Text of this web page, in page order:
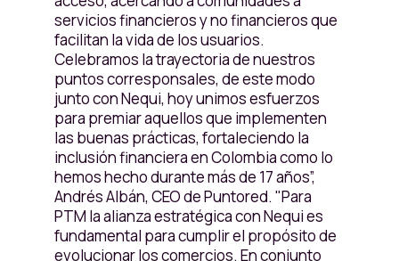
servicios financieros y no financieros que
facilitan la vida de los usuarios.
Celebramos la trayectoria de nuestros
puntos corresponsales, de este modo
junto con Nequi, hoy unimos esfuerzos
para premiar aquellos que implementen
las buenas prácticas, fortaleciendo la
inclusión financiera en Colombia como lo
hemos hecho durante más de 17 años”,
Andrés Albán, CEO de Puntored. "Para
PTM la alianza estratégica con Nequi es
fundamental para cumplir el propósito de
evolucionar los comercios. En conjunto